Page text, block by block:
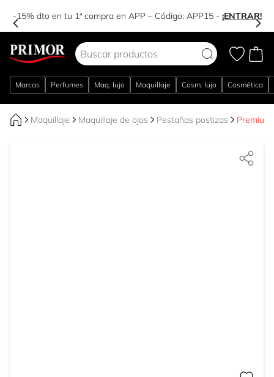
-15% dto en tu 1ª compra en APP – Código: APP15- ¡ENTRAR!
Marcas Perfumes Maq. lujo Maquillaje Cosm. lujo Cosmética
Maquillaje Maquillaje de ojos Pestañas postizas